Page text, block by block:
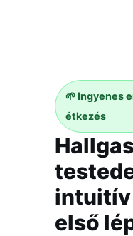
🌱 Ingyenes
étkezés
intuitív
első